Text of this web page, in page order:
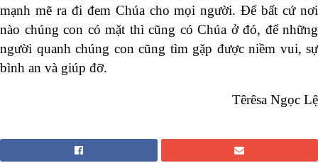
mạnh mẽ ra đi đem Chúa cho mọi người. Để bất cứ nơi
nào chúng con có mặt thì cũng có Chúa ở đó, để những
người quanh chúng con cũng tìm gặp được niềm vui, sự
bình an và giúp đỡ.
Têrêsa Ngọc Lệ